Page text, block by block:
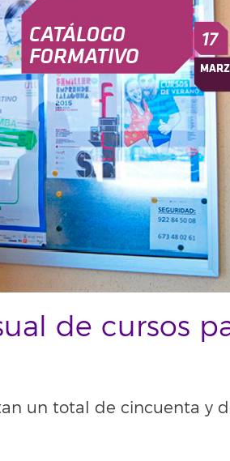
de cursos
un total de cincuenta y